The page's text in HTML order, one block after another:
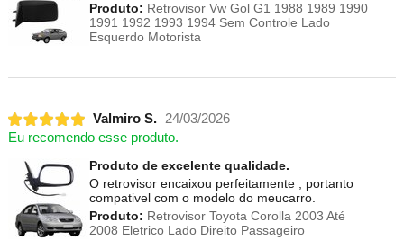
Produto: Retrovisor Vw Gol G1 1988 1989 1990
1991 1992 1993 1994 Sem Controle Lado
Esquerdo Motorista
Valmiro S.
24/03/2026
Eu recomendo esse produto.
Produto de excelente qualidade.
O retrovisor encaixou perfeitamente , portanto
compativel com o modelo do meucarro.
Produto: Retrovisor Toyota Corolla 2003 Até
2008 Eletrico Lado Direito Passageiro